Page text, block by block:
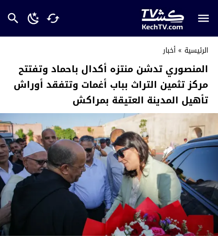
الرئيسية » أخبار
المنصوري تدشن منتزه أكدال باحماد وتفتتح
مركز تثمين التراث بباب أغمات وتتفقد أوراش
تأهيل المدينة العتيقة بمراكش